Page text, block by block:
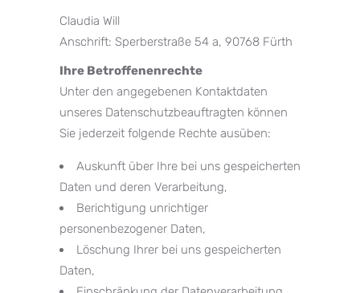
Claudia Will
Anschrift: Sperberstraße 54 a, 90768 Fürth
Ihre Betroffenenrechte
Unter den angegebenen Kontaktdaten
unseres Datenschutzbeauftragten können
Sie jederzeit folgende Rechte ausüben:
Auskunft über Ihre bei uns gespeicherten
Daten und deren Verarbeitung,
Berichtigung unrichtiger
personenbezogener Daten,
Löschung Ihrer bei uns gespeicherten
Daten,